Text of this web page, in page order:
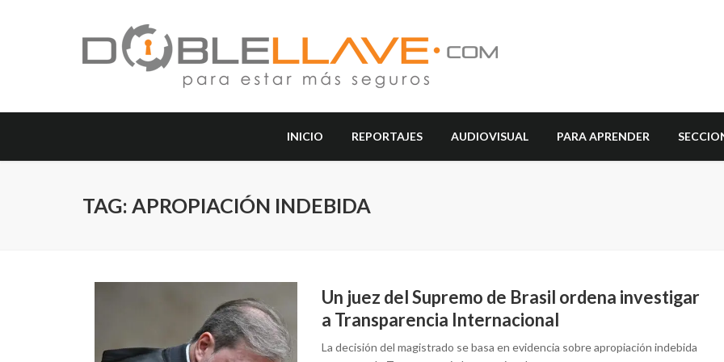
INICIO REPORTAJES AUDIOVISUAL PARA APRENDER
TAG: APROPIACIÓN INDEBIDA
Un juez del Supremo de Brasil ordena investigar
a Transparencia Internacional
La decisión del magistrado se basa en evidencia sobre apropiación indebida